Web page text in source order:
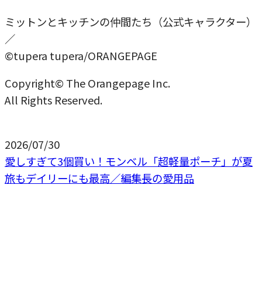
ミットンとキッチンの仲間たち（公式キャラクター）
／
©tupera tupera/ORANGEPAGE
Copyright© The Orangepage Inc.
All Rights Reserved.
2026/07/30
愛しすぎて3個買い！モンベル「超軽量ポーチ」が夏
旅もデイリーにも最高／編集長の愛用品